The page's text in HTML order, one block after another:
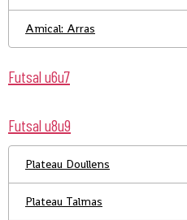
Amical: Arras
Futsal u6u7
Futsal u8u9
Plateau Doullens
Plateau Talmas